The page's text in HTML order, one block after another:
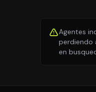
Agentes
perdiendo
en